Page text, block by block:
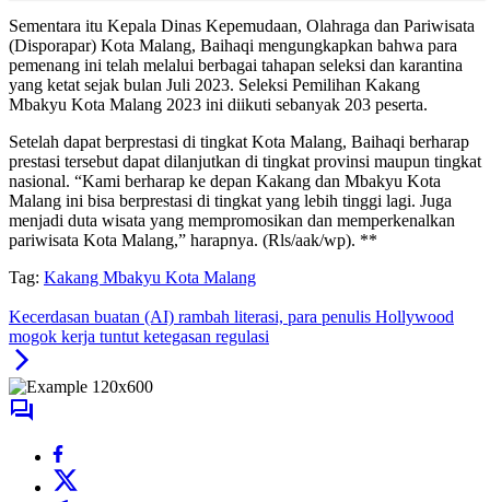
Sementara itu Kepala Dinas Kepemudaan, Olahraga dan Pariwisata
(Disporapar) Kota Malang, Baihaqi mengungkapkan bahwa para
pemenang ini telah melalui berbagai tahapan seleksi dan karantina
yang ketat sejak bulan Juli 2023. Seleksi Pemilihan Kakang
Mbakyu Kota Malang 2023 ini diikuti sebanyak 203 peserta.
Setelah dapat berprestasi di tingkat Kota Malang, Baihaqi berharap
prestasi tersebut dapat dilanjutkan di tingkat provinsi maupun tingkat
nasional. “Kami berharap ke depan Kakang dan Mbakyu Kota
Malang ini bisa berprestasi di tingkat yang lebih tinggi lagi. Juga
menjadi duta wisata yang mempromosikan dan memperkenalkan
pariwisata Kota Malang,” harapnya. (Rls/aak/wp). **
Tag: Kakang Mbakyu Kota Malang
Kecerdasan buatan (AI) rambah literasi, para penulis Hollywood
mogok kerja tuntut ketegasan regulasi